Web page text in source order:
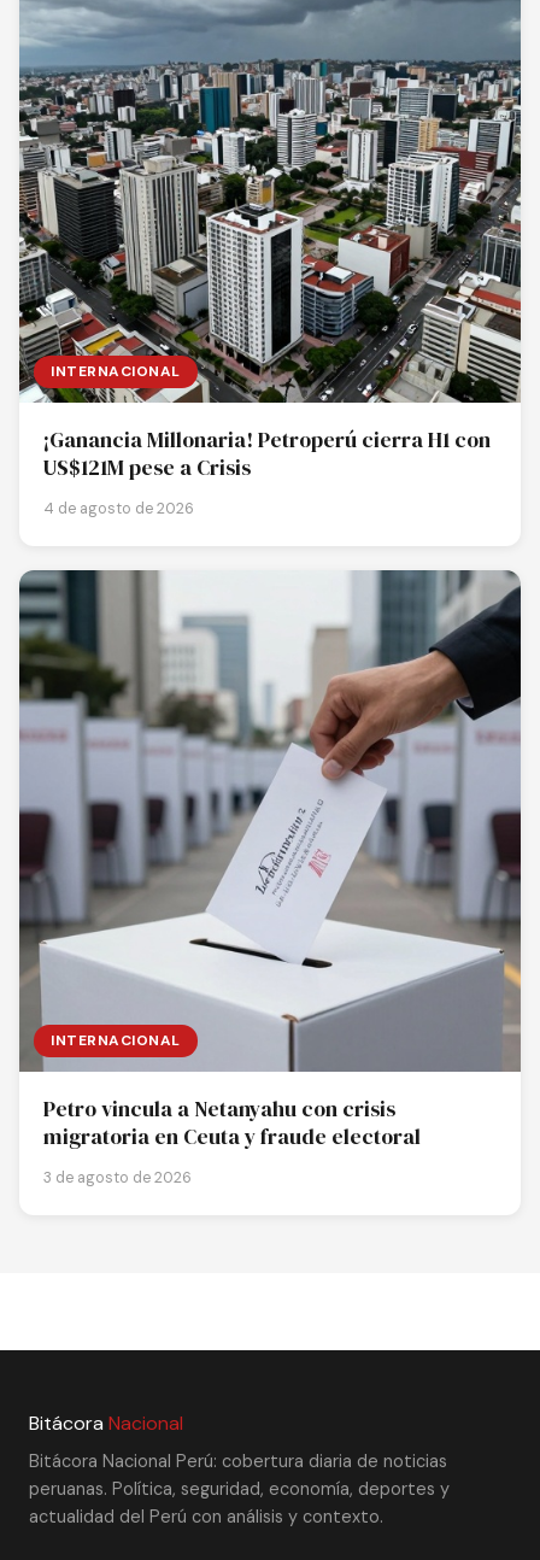
INTERNACIONAL
¡Ganancia Millonaria! Petroperú cierra H1 con
US$121M pese a Crisis
4 de agosto de 2026
INTERNACIONAL
Petro vincula a Netanyahu con crisis
migratoria en Ceuta y fraude electoral
3 de agosto de 2026
Bitácora Nacional
Bitácora Nacional Perú: cobertura diaria de noticias
peruanas. Política, seguridad, economía, deportes y
actualidad del Perú con análisis y contexto.